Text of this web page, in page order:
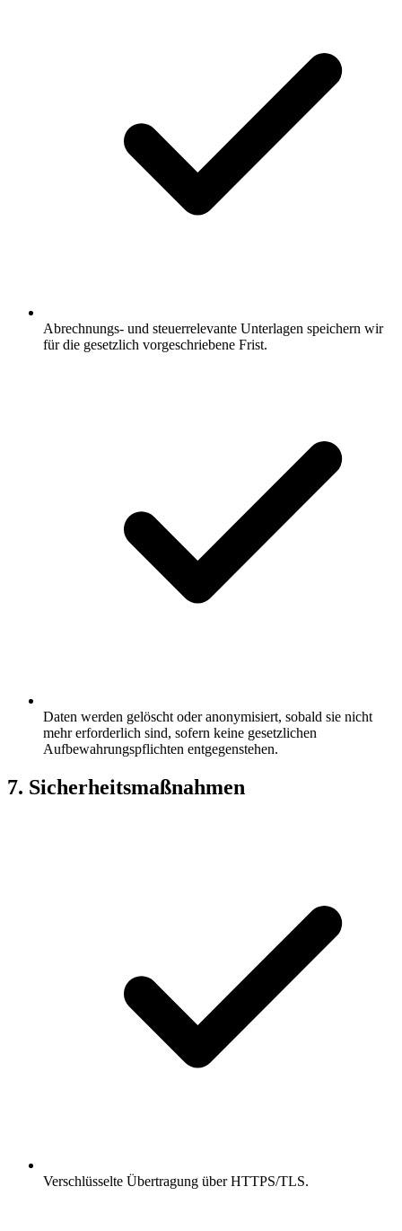
Abrechnungs- und steuerrelevante Unterlagen speichern wir
für die gesetzlich vorgeschriebene Frist.
Daten werden gelöscht oder anonymisiert, sobald sie nicht
mehr erforderlich sind, sofern keine gesetzlichen
Aufbewahrungspflichten entgegenstehen.
7. Sicherheitsmaßnahmen
Verschlüsselte Übertragung über HTTPS/TLS.